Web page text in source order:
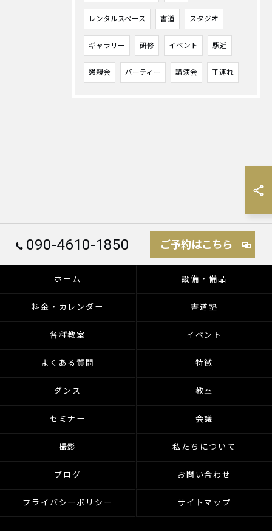
レンタルスペース 書道 スタジオ
ギャラリー 研修 イベント 駅近
懇親会 パーティー 講演会 子連れ
090-4610-1850 ご予約はこちら
ホーム 設備・備品
料金・カレンダー 書道塾
各種教室 イベント
よくある質問 特徴
ダンス 教室
セミナー 会議
撮影 私たちについて
ブログ お問い合わせ
プライバシーポリシー サイトマップ